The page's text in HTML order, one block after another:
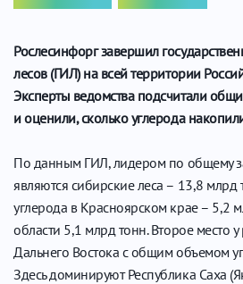
Рослесинфорг завершил
лесов (ГИЛ) на всей территории
Эксперты ведомства подсчитали
и оценили, сколько углерода
По данным ГИЛ, лидером по общему
являются сибирские леса – 13,8 млрд
углерода в Красноярском крае – 5,2
области 5,1 млрд тонн. Второе место у
Дальнего Востока с общим объемом
Здесь доминируют Республика Саха